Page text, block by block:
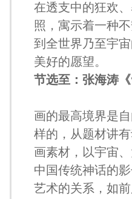
在透支中的狂欢
照，寓示着一种
到全世界乃至宇
美好的愿望。
节选至：张海涛
画的最高境界是
样的，从题材讲
画素材，以宇宙
中国传统神话的
艺术的关系，如